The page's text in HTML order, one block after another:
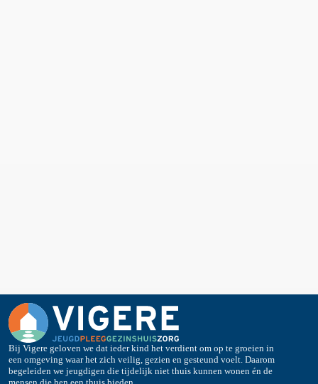
Bij Vigere geloven we dat ieder kind het verdient om op te groeien in
een omgeving waar het zich veilig, gezien en gesteund voelt. Daarom
begeleiden we jeugdigen die tijdelijk niet thuis kunnen wonen én de